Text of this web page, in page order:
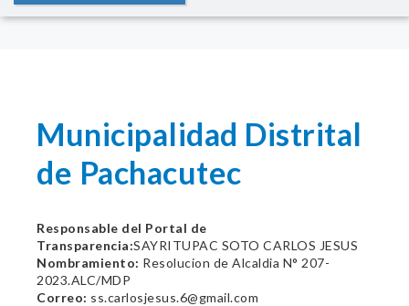
Municipalidad Distrital
de Pachacutec
Responsable del Portal de
Transparencia:SAYRITUPAC SOTO CARLOS JESUS
Nombramiento: Resolucion de Alcaldia N° 207-
2023.ALC/MDP
Correo: ss.carlosjesus.6@gmail.com